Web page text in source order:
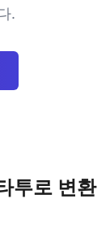
.
투로 변환